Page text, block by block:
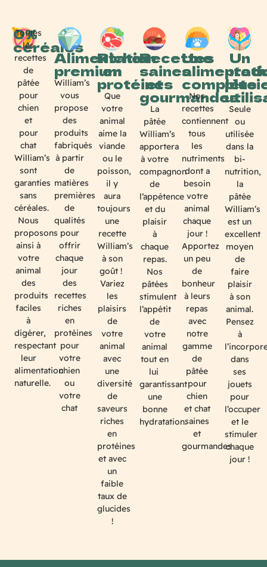
0%
céréales
Toutes
les
recettes
de
pâtée
pour
chien
et
pour
chat
William’s
sont
garanties
sans
céréales.
Nous
proposons
ainsi à
votre
animal
des
produits
faciles
à
digérer,
respectant
leur
alimentation
naturelle.
Alimentation
premium
William’s
vous
propose
des
produits
fabriqués
à partir
de
matières
premières
de
qualités
pour
offrir
chaque
jour
des
recettes
riches
en
protéines
pour
votre
chien
ou
votre
chat
Riches
en
protéines
Que
votre
animal
aime la
viande
ou le
poisson,
il y
aura
toujours
une
recette
William’s
à son
goût !
Variez
les
plaisirs
de
votre
animal
avec
une
diversité
de
saveurs
riches
en
protéines
et avec
un
faible
taux de
glucides
!
Recettes
saines
et
gourmandes
La
pâtée
William’s
apportera
à votre
compagnon
de
l’appétence
et du
plaisir
à
chaque
repas.
Nos
pâtées
stimulent
l’appétit
de
votre
animal
tout en
lui
garantissant
une
bonne
hydratation.
Une
complète
Nos
recettes
contiennent
tous
les
nutriments
dont a
besoin
votre
animal
chaque
jour !
Apportez
un peu
de
bonheur
à leurs
repas
avec
notre
gamme
de
pâtée
pour
chien
et chat
saines
et
gourmandes
Un
Seule
ou
utilisée
dans la
bi-
nutrition,
la
pâtée
William’s
est un
excellent
moyen
de
faire
plaisir
à son
animal.
Pensez
à
dans
ses
jouets
pour
l’occuper
et le
stimuler
chaque
jour !